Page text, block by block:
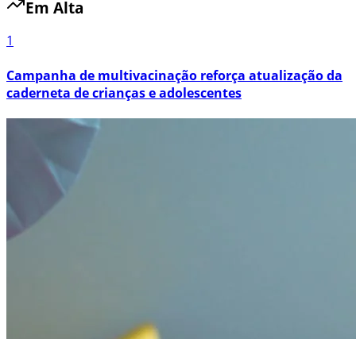
Em Alta
1
Campanha de multivacinação reforça atualização da
caderneta de crianças e adolescentes